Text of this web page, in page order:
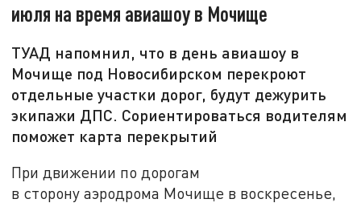
июля на время авиашоу в Мочище
ТУАД напомнил, что в день авиашоу в
Мочище под Новосибирском перекроют
отдельные участки дорог, будут дежурить
экипажи ДПС. Сориентироваться водителям
поможет карта перекрытий
При движении по дорогам
в сторону аэродрома Мочище в воскресенье,